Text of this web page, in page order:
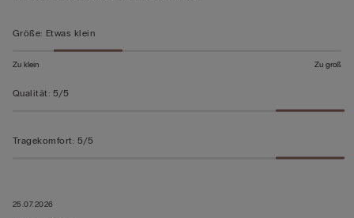
bewertet
25.07.2026
Größe: Etwas klein
Zu klein Zu groß
Qualität: 5/5
Tragekomfort: 5/5